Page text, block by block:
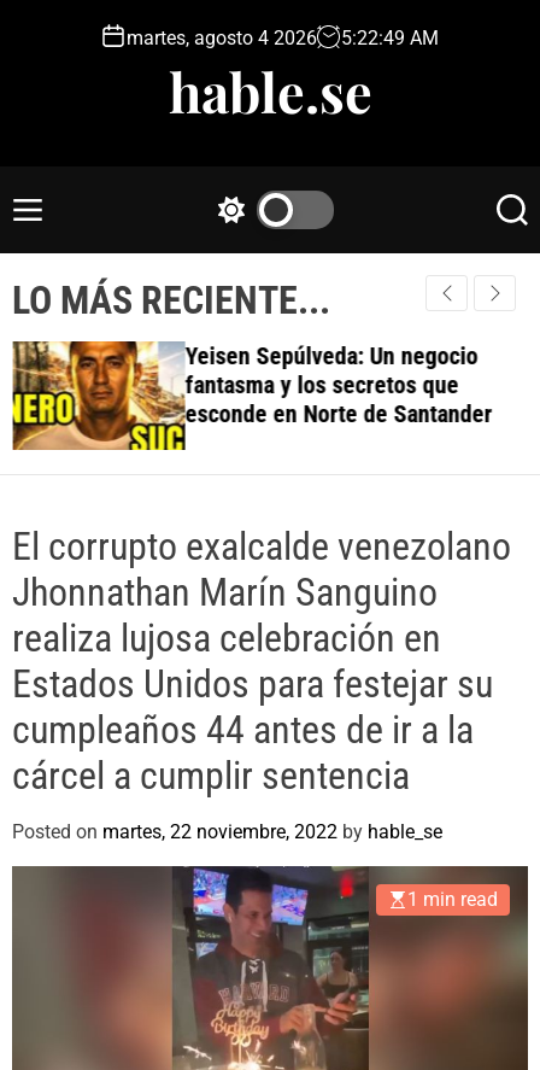
n
martes, agosto 4 2026 5:22:50 AM
hable.se
M
u
t
c
c
o
l
e
S
r
c
LO MÁS RECIENTE...
Yeisen Sepúlveda: Un negocio
fantasma y los secretos que
esconde en Norte de Santander
El corrupto exalcalde venezolano
Jhonnathan Marín Sanguino
realiza lujosa celebración en
Estados Unidos para festejar su
cumpleaños 44 antes de ir a la
cárcel a cumplir sentencia
Posted on martes, 22 noviembre, 2022 by hable_se
1 min read